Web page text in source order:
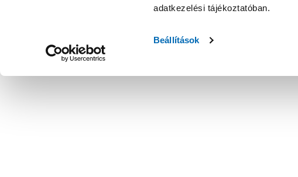
adatkezelési tájékoztatóban.
Beállítások